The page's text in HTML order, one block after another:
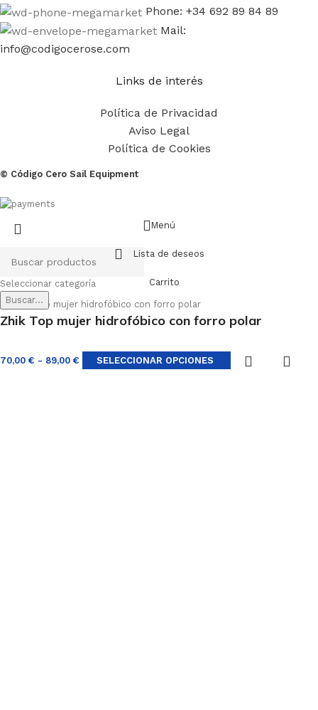
Phone: +34 692 89 84 89
Mail:
info@codigocerose.com
Links de interés
Política de Privacidad
Aviso Legal
Política de Cookies
© Código Cero Sail Equipment
Seleccionar categoría
Buscar...
Menú
Lista de deseos
Carrito
Zhik Top mujer hidrofóbico con forro polar
70,00 € - 89,00 € SELECCIONAR OPCIONES